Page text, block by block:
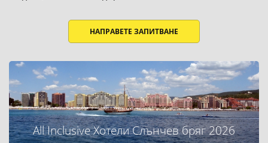
НАПРАВЕТЕ ЗАПИТВАНЕ
All Inclusive Хотели Слънчев бряг 2026